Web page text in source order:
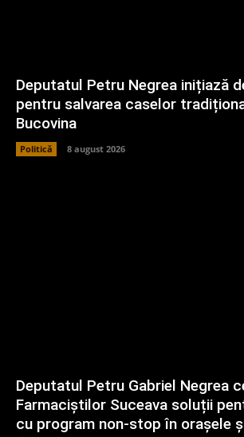
Deputatul Petru Negrea inițiază
pentru salvarea caselor
Bucovina
Politică 8 august 2026
Deputatul Petru Gabriel Negrea
Farmaciștilor Suceava soluții
cu program non-stop în orașele